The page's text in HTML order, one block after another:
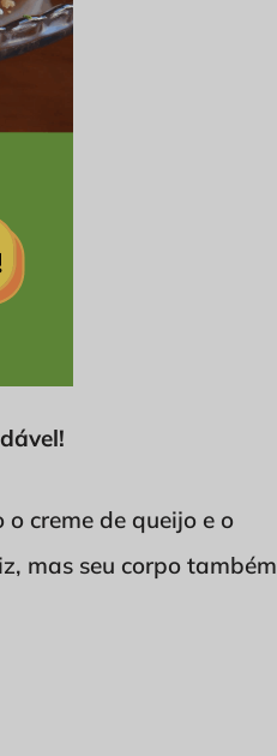
creme de queijo e o
mas seu corpo também